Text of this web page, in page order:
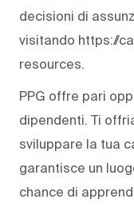
decisioni di
visitando https://
resources.
PPG offre pari
dipendenti. Ti
sviluppare la tua
garantisce un
chance di